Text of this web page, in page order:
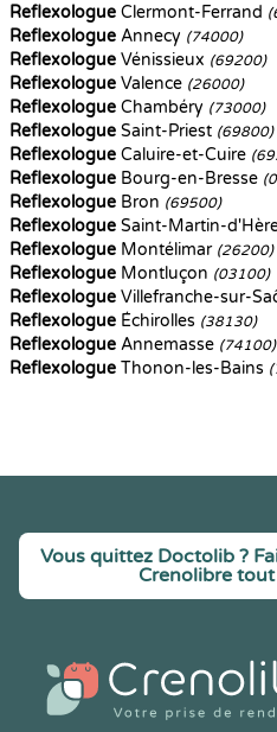
Reflexologue Clermont-Ferrand
Reflexologue Annecy (74000)
Reflexologue Vénissieux (69200)
Reflexologue Valence (26000)
Reflexologue Chambéry (73000)
Reflexologue Saint-Priest (69800)
Reflexologue Caluire-et-Cuire
Reflexologue Bourg-en-Bresse
Reflexologue Bron (69500)
Reflexologue Saint-Martin-
Reflexologue Montélimar (26200)
Reflexologue Montluçon (03100)
Reflexologue Villefranche-sur-
Reflexologue Échirolles (38130)
Reflexologue Annemasse (74100)
Reflexologue Thonon-les-Bains
Vous quittez Doctolib ?
Crenolibre